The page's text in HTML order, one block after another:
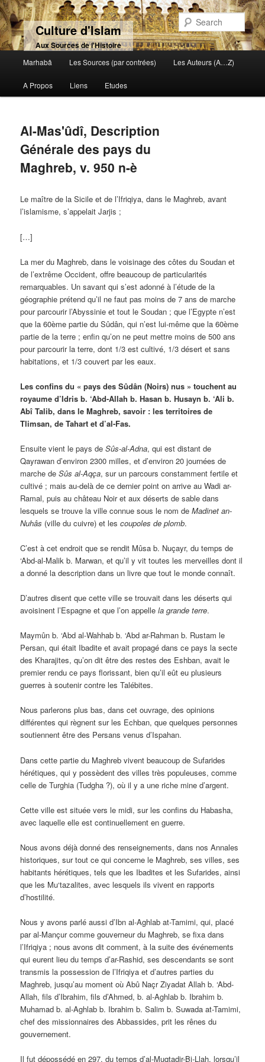
Culture d'Islam
Aux Sources de l'Histoire
Skip to primary content
Skip to secondary content
Marhabâ Les Sources (par contrées) Les Auteurs (A…Z)
A Propos Liens Etudes
Al-Mas'ûdî, Description
Générale des pays du
Maghreb, v. 950 n-è
Le maître de la Sicile et de l’Ifriqiya, dans le Maghreb, avant
l’islamisme, s’appelait Jarjis ;
[…]
La mer du Maghreb, dans le voisinage des côtes du Soudan et
de l’extrême Occident, offre beaucoup de particularités
remarquables. Un savant qui s’est adonné à l’étude de la
géographie prétend qu’il ne faut pas moins de 7 ans de marche
pour parcourir l’Abyssinie et tout le Soudan ; que l’Egypte n’est
que la 60ème partie du Sûdân, qui n’est lui-même que la 60ème
partie de la terre ; enfin qu’on ne peut mettre moins de 500 ans
pour parcourir la terre, dont 1/3 est cultivé, 1/3 désert et sans
habitations, et 1/3 couvert par les eaux.
Les confins du « pays des Sûdân (Noirs) nus » touchent au
royaume d’Idris b. ‘Abd-Allah b. Hasan b. Husayn b. ‘Ali b.
Abî Talib, dans le Maghreb, savoir : les territoires de
Tlimsan, de Tahart et d’al-Fas.
Ensuite vient le pays deSûs-al-Adna, qui est distant de
Qayrawan d’environ 2300 milles, et d’environ 20 journées de
marche deSûs al-Aqça, sur un parcours constamment fertile et
cultivé ; mais au-delà de ce dernier point on arrive au Wadi ar-
Ramal, puis au château Noir et aux déserts de sable dans
lesquels se trouve la ville connue sous le nom deMadinet an-
Nuhâs (ville du cuivre) et lescoupoles de plomb.
C’est à cet endroit que se rendit Mûsa b. Nuçayr, du temps de
‘Abd-al-Malik b. Marwan, et qu’il y vit toutes les merveilles dont il
a donné la description dans un livre que tout le monde connaît.
D’autres disent que cette ville se trouvait dans les déserts qui
avoisinent l’Espagne et que l’on appellela grande terre.
Maymûn b. ‘Abd al-Wahhab b. ‘Abd ar-Rahman b. Rustam le
Persan, qui était Ibadite et avait propagé dans ce pays la secte
des Kharajites, qu’on dit être des restes des Eshban, avait le
premier rendu ce pays florissant, bien qu’il eût eu plusieurs
guerres à soutenir contre les Talébites.
Nous parlerons plus bas, dans cet ouvrage, des opinions
différentes qui règnent sur les Echban, que quelques personnes
soutiennent être des Persans venus d’Ispahan.
Dans cette partie du Maghreb vivent beaucoup de Sufarides
hérétiques, qui y possèdent des villes très populeuses, comme
celle de Turghia (Tudgha ?), où il y a une riche mine d’argent.
Cette ville est située vers le midi, sur les confins du Habasha,
avec laquelle elle est continuellement en guerre.
Nous avons déjà donné des renseignements, dans nos Annales
historiques, sur tout ce qui concerne le Maghreb, ses villes, ses
habitants hérétiques, tels que les Ibadites et les Sufarides, ainsi
que les Mu‘tazalites, avec lesquels ils vivent en rapports
d’hostilité.
Nous y avons parlé aussi d’Ibn al-Aghlab at-Tamimi, qui, placé
par al-Mançur comme gouverneur du Maghreb, se fixa dans
l’Ifriqiya ; nous avons dit comment, à la suite des événements
qui eurent lieu du temps d’ar-Rashid, ses descendants se sont
transmis la possession de l’Ifriqiya et d’autres parties du
Maghreb, jusqu’au moment où Abû Naçr Ziyadat Allah b. ‘Abd-
Allah, fils d’Ibrahim, fils d’Ahmed, b. al-Aghlab b. Ibrahim b.
Muhamad b. al-Aghlab b. Ibrahim b. Salim b. Suwada at-Tamimi,
chef des missionnaires des Abbassides, prit les rênes du
gouvernement.
Il fut dépossédé en 297, du temps d’al-Muqtadir-Bi-Llah, lorsqu’il